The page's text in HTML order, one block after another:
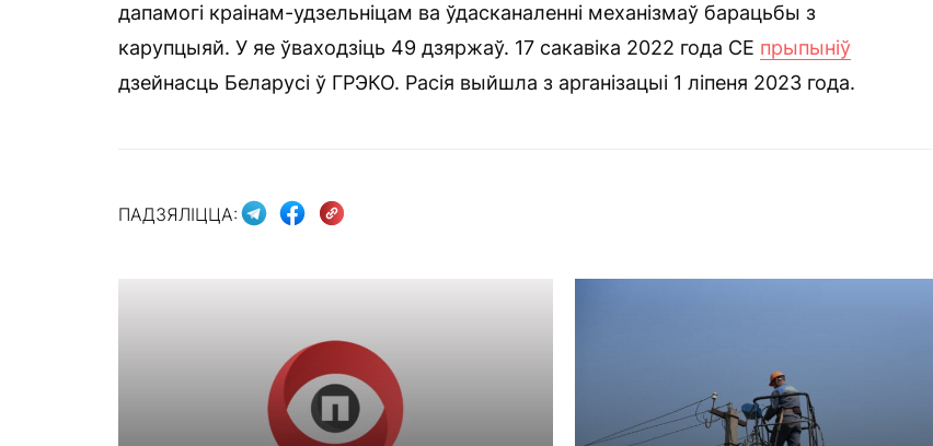
дапамогі краінам-удзельніцам ва ўдасканаленні механізмаў барацьбы з
карупцыяй. У яе ўваходзіць 49 дзяржаў. 17 сакавіка 2022 года СЕ прыпыніў
дзейнасць Беларусі ў ГРЭКО. Расія выйшла з арганізацыі 1 ліпеня 2023 года.
ПАДЗЯЛІЦЦА: